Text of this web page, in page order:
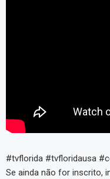
#tvflorida #tvfloridausa
Se ainda não for inscrito,